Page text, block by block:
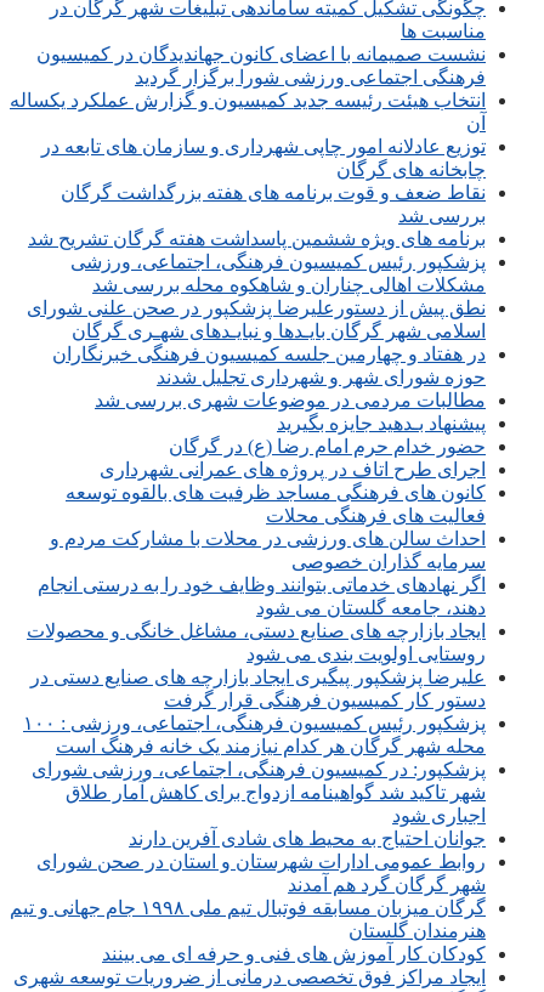
چگونگی تشکیل کمیته ساماندهی تبلیغات شهر گرگان در
مناسبت ها
نشست صمیمانه با اعضای کانون جهاندیدگان در کمیسیون
فرهنگی اجتماعی ورزشی شورا برگزار گردید
انتخاب هیئت رئیسه جدید کمیسیون و گزارش عملکرد یکساله
آن
توزیع عادلانه امور چاپی شهرداری و سازمان های تابعه در
چابخانه های گرگان
نقاط ضعف و قوت برنامه های هفته بزرگداشت گرگان
بررسی شد
برنامه های ویژه ششمین پاسداشت هفته گرگان تشریح شد
پزشکپور رئیس کمیسیون فرهنگی، اجتماعی، ورزشی
مشکلات اهالی چناران و شاهکوه محله بررسی شد
نطق پیش از دستورعلیرضا پزشکپور در صحن علنی شورای
اسلامی شهر گرگان بایـدها و نبایـدهای شهـری گرگان
در هفتاد و چهارمین جلسه کمیسیون فرهنگی خبرنگاران
حوزه شورای شهر و شهرداری تجلیل شدند
مطالبات مردمی در موضوعات شهری بررسی شد
پیشنهاد بـدهید جایزه بگیرید
حضور خدام حرم امام رضا (ع) در گرگان
اجرای طرح اتاف در پروژه های عمرانی شهرداری
کانون های فرهنگی مساجد ظرفیت های بالقوه توسعه
فعالیت های فرهنگی محلات
احداث سالن های ورزشی در محلات با مشارکت مردم و
سرمایه گذاران خصوصی
اگر نهادهای خدماتی بتوانند وظایف خود را به درستی انجام
دهند، جامعه گلستان می شود
ایجاد بازارچه های صنایع دستی، مشاغل خانگی و محصولات
روستایی اولویت بندی می شود
علیرضا پزشکپور پیگیری ایجاد بازارچه های صنایع دستی در
دستور کار کمیسیون فرهنگی قرار گرفت
پزشکپور رئیس کمیسیون فرهنگی، اجتماعی، ورزشی : ۱۰۰
محله شهر گرگان هر کدام نیازمند یک خانه فرهنگ است
پزشکپور: در کمیسیون فرهنگی، اجتماعی، ورزشی شورای
شهر تاکید شد گواهینامه ازدواج برای کاهش آمار طلاق
اجباری شود
جوانان احتیاج به محیط های شادی آفرین دارند
روابط عمومی ادارات شهرستان و استان در صحن شورای
شهر گرگان گرد هم آمدند
گرگان میزبان مسابقه فوتبال تیم ملی ۱۹۹۸ جام جهانی و تیم
هنرمندان گلستان
کودکان کار آموزش های فنی و حرفه ای می بینند
ایجاد مراکز فوق تخصصی درمانی از ضروریات توسعه شهری